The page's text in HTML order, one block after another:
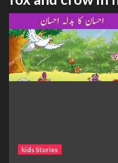
kids Stories